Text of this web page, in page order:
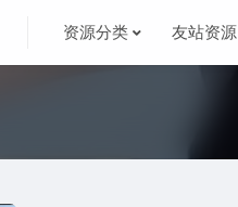
资源分类 友站资源